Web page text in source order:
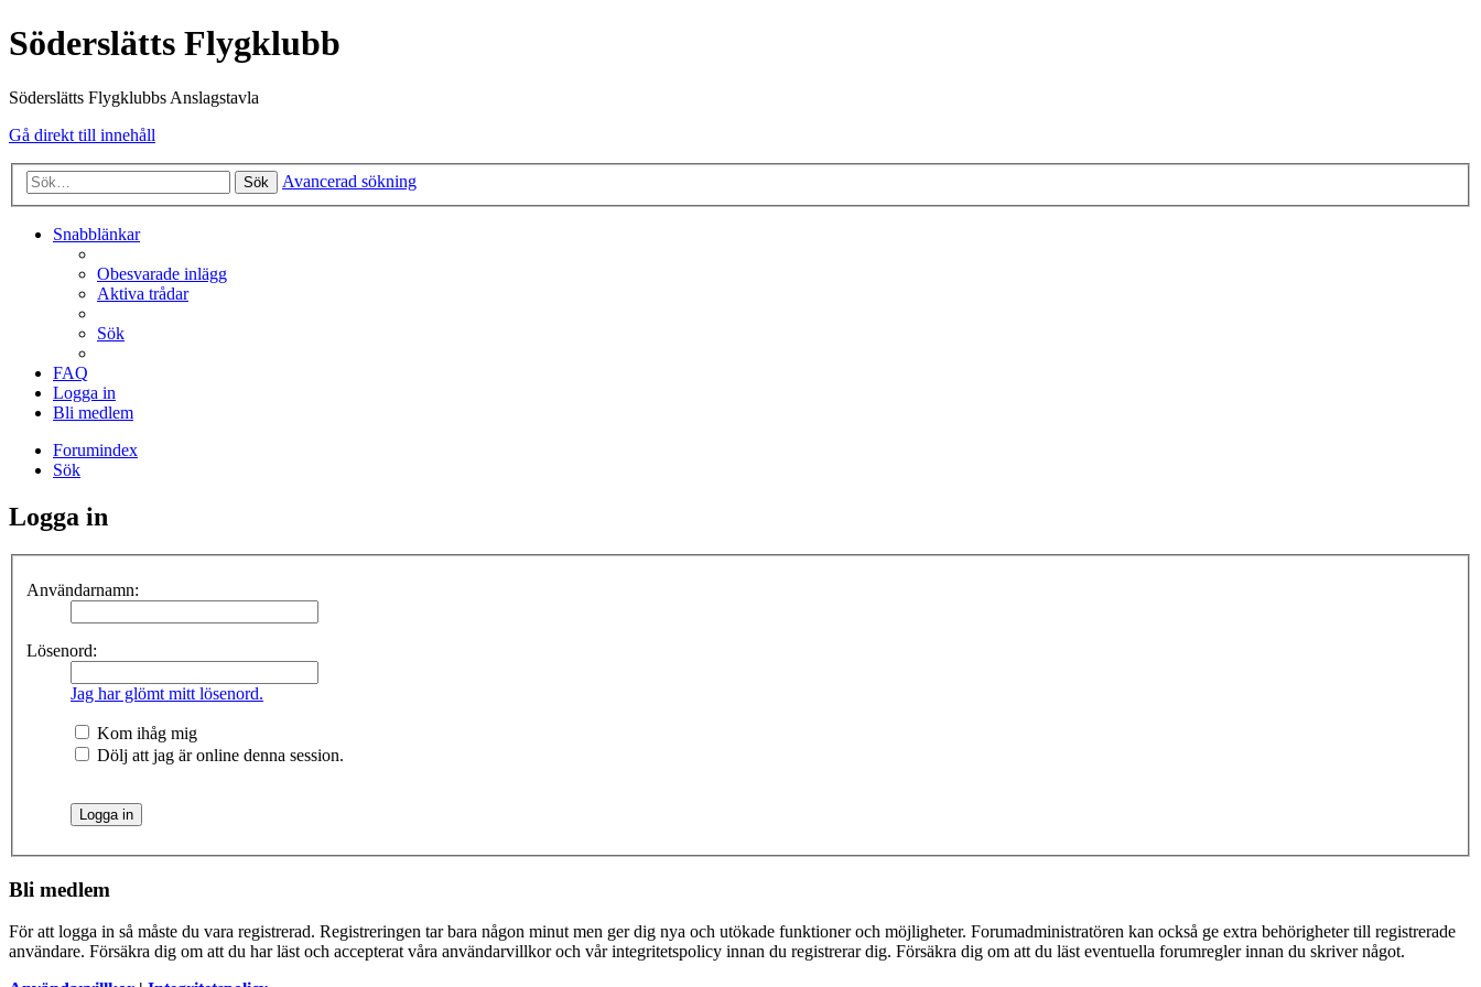
Söderslätts Flygklubb
Söderslätts Flygklubbs Anslagstavla
Gå direkt till innehåll
Sök Avancerad sökning
Snabblänkar
Obesvarade inlägg
Aktiva trådar
Sök
FAQ
Logga in
Bli medlem
Forumindex
Sök
Logga in
Användarnamn:
Lösenord:
Jag har glömt mitt lösenord.
Kom ihåg mig
Dölj att jag är online denna session.
Bli medlem
För att logga in så måste du vara registrerad. Registreringen tar bara någon minut men ger dig nya och utökade funktioner och möjligheter. Forumadministratören kan också ge extra behörigheter till registrerade
användare. Försäkra dig om att du har läst och accepterat våra användarvillkor och vår integritetspolicy innan du registrerar dig. Försäkra dig om att du läst eventuella forumregler innan du skriver något.